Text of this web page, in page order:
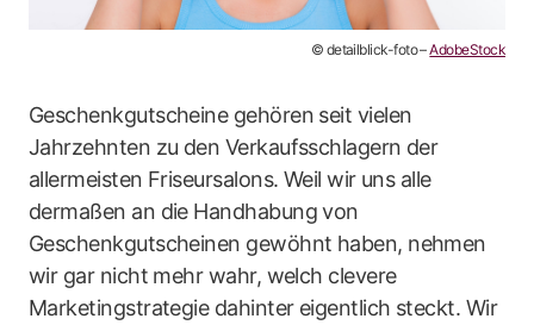
© detailblick-foto –AdobeStock
Geschenkgutscheine gehören seit vielen
Jahrzehnten zu den Verkaufsschlagern der
allermeisten Friseursalons. Weil wir uns alle
dermaßen an die Handhabung von
Geschenkgutscheinen gewöhnt haben, nehmen
wir gar nicht mehr wahr, welch clevere
Marketingstrategie dahinter eigentlich steckt. Wir